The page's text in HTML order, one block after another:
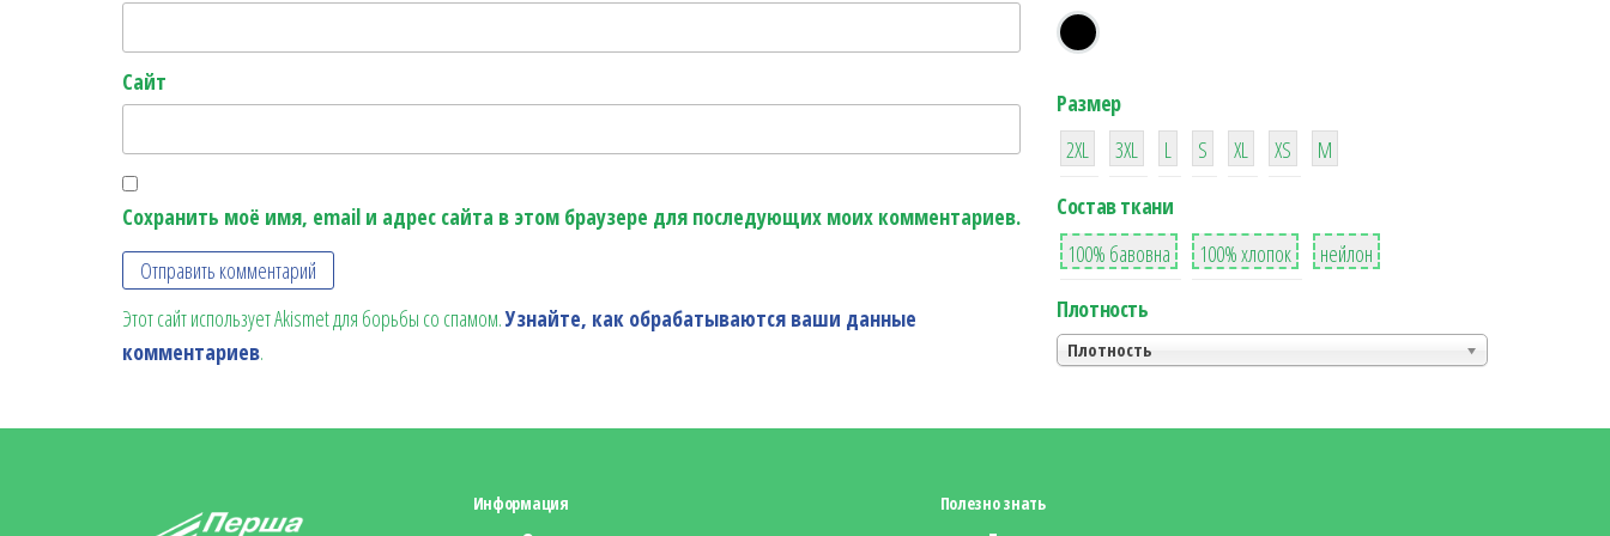
Сайт
Сохранить моё имя, email и адрес сайта в этом браузере для последующих моих комментариев.
Этот сайт использует Akismet для борьбы со спамом.Узнайте, как обрабатываются ваши данные
комментариев.
Размер
38
2XL
16
3XL
42
L
42
S
42
XL XS
М
Состав ткани
8
100% бавовна
36
100% хлопок
2
нейлон
Плотность
Плотность
Информация Полезно знать